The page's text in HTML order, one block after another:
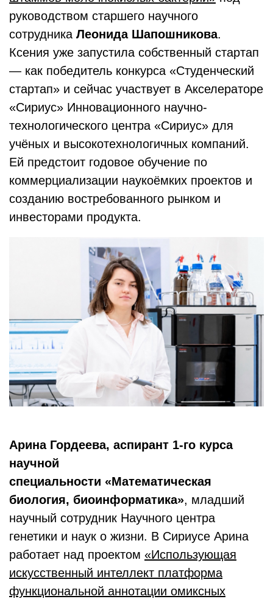
руководством старшего научного
сотрудника Леонида Шапошникова.
Ксения уже запустила собственный стартап
— как победитель конкурса «Студенческий
стартап» и сейчас участвует в Акселераторе
«Сириус» Инновационного научно-
технологического центра «Сириус» для
учёных и высокотехнологичных компаний.
Ей предстоит годовое обучение по
коммерциализации наукоёмких проектов и
созданию востребованного рынком и
инвесторами продукта.
Арина Гордеева, аспирант 1-го курса
научной
специальности «Математическая
биология, биоинформатика», младший
научный сотрудник Научного центра
генетики и наук о жизни. В Сириусе Арина
работает над проектом «Использующая
искусственный интеллект платформа
функциональной аннотации омиксных